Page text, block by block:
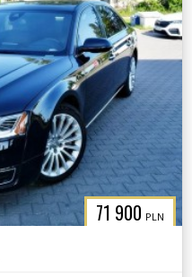
71 900 PLN